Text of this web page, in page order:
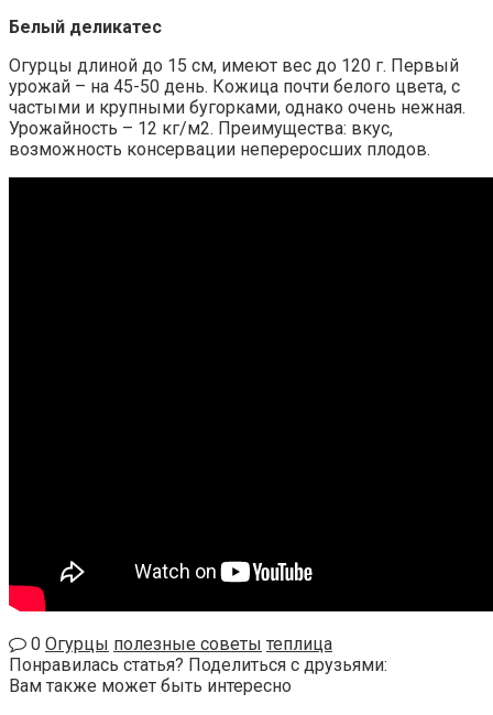
Белый деликатес
Огурцы длиной до 15 см, имеют вес до 120 г. Первый
урожай – на 45-50 день. Кожица почти белого цвета, с
частыми и крупными бугорками, однако очень нежная.
Урожайность – 12 кг/м2. Преимущества: вкус,
возможность консервации непереросших плодов.
0 Огурцы полезные советы теплица
Понравилась статья? Поделиться с друзьями:
Вам также может быть интересно